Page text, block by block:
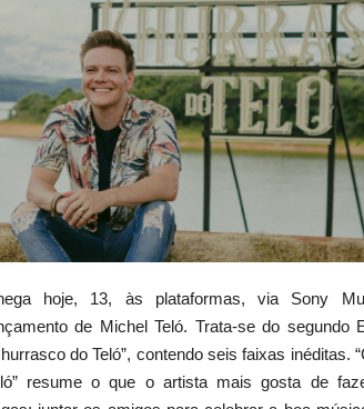
hoje, 13, às plataformas, via Sony
de Michel Teló. Trata-se do segundo
do Teló”, contendo seis faixas inéditas.
resume o que o artista mais gosta de